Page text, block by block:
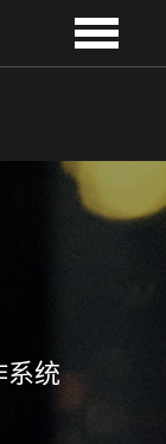
系统